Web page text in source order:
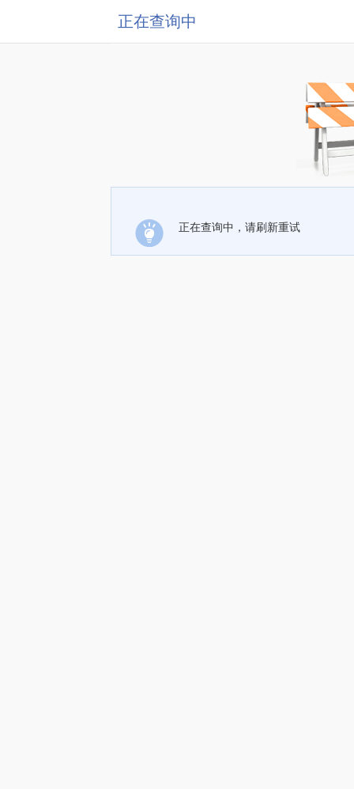
正在查询中
正在查询中，请刷新重试